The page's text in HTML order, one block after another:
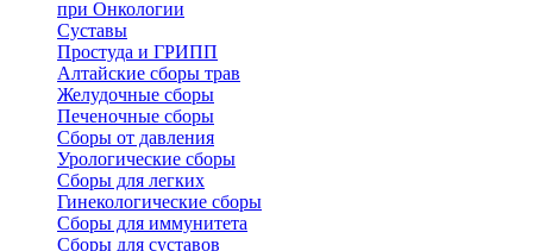
при Онкологии
Суставы
Простуда и ГРИПП
Алтайские сборы трав
Желудочные сборы
Печеночные сборы
Сборы от давления
Урологические сборы
Сборы для легких
Гинекологические сборы
Сборы для иммунитета
Сборы для суставов